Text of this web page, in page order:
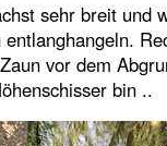
sehr breit und
vor dem
bin ..